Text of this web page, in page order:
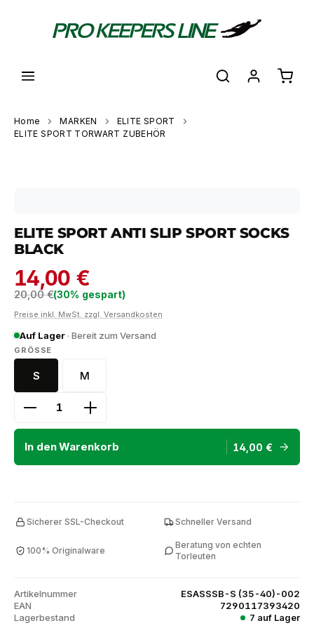
Home MARKEN
ELITE SPORT
ELITE SPORT TORWART ZUBEHÖR
ELITE SPORT ANTI SLIP SPORT SOCKS
BLACK
14,00 €
Regulärer Preis:
20,00 €(30% gespart)
Preise inkl. MwSt. zzgl. Versandkosten
Auf Lager · Bereit zum Versand
GRÖSSE
AUSWÄHLEN
SS (35-40)MM (41-46)
Produkt Anzahl: Gib den gewünschten Wert ein
In den Warenkorb 14,00 €
Sicherer SSL-Checkout Schneller Versand
100% Originalware
Beratung von echten
Torleuten
Artikelnummer
ESASSSB-S (35-40)-002
EAN
7290117393420
Lagerbestand
7 auf Lager